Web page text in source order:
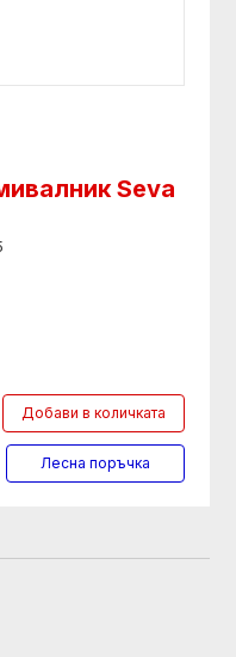
Seva
Добави в количката
Лесна поръчка